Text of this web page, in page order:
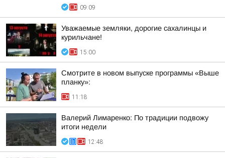
09:09
Уважаемые земляки, дорогие сахалинцы и
курильчане!
15:00
Смотрите в новом выпуске программы «Выше
планку»:
11:18
Валерий Лимаренко: По традиции подвожу
итоги недели
12:48